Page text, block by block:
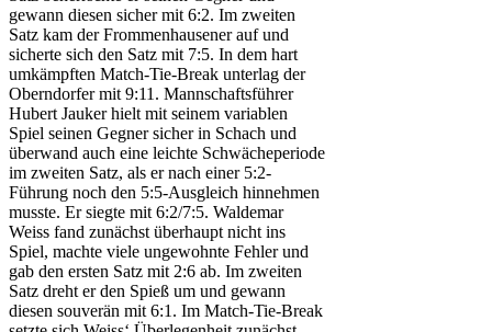
gewann diesen sicher mit 6:2. Im zweiten
Satz kam der Frommenhausener auf und
sicherte sich den Satz mit 7:5. In dem hart
umkämpften Match-Tie-Break unterlag der
Oberndorfer mit 9:11. Mannschaftsführer
Hubert Jauker hielt mit seinem variablen
Spiel seinen Gegner sicher in Schach und
überwand auch eine leichte Schwächeperiode
im zweiten Satz, als er nach einer 5:2-
Führung noch den 5:5-Ausgleich hinnehmen
musste. Er siegte mit 6:2/7:5. Waldemar
Weiss fand zunächst überhaupt nicht ins
Spiel, machte viele ungewohnte Fehler und
gab den ersten Satz mit 2:6 ab. Im zweiten
Satz dreht er den Spieß um und gewann
diesen souverän mit 6:1. Im Match-Tie-Break